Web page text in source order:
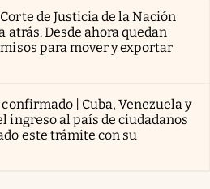
de Justicia de la Nación
atrás. Desde ahora quedan
para mover y exportar
| Cuba, Venezuela y
ingreso al país de ciudadanos
este trámite con su